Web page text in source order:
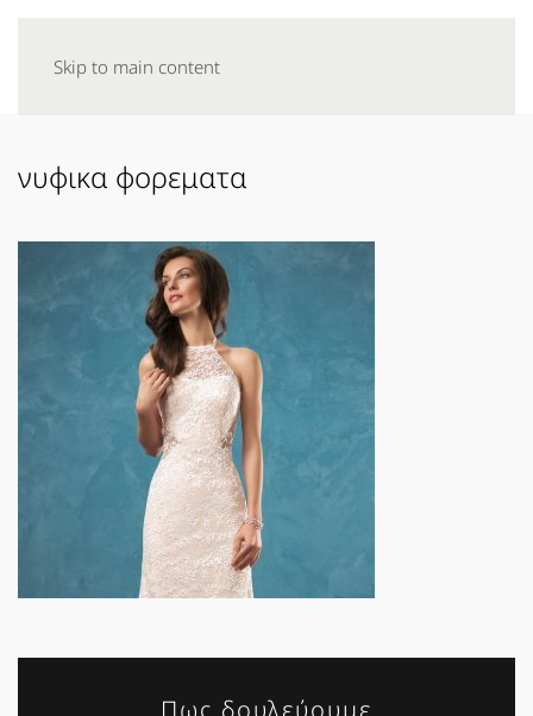
Skip to main content
νυφικα φορεματα
Πως δουλεύουμε